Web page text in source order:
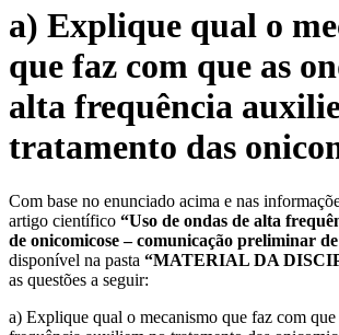
a) Explique qual o
que faz com que as
alta frequência
tratamento das
Com base no enunciado acima e nas
artigo científico “Uso de ondas de alta
de onicomicose – comunicação preliminar de
disponível na pasta “MATERIAL DA
as questões a seguir:
a) Explique qual o mecanismo que faz com que